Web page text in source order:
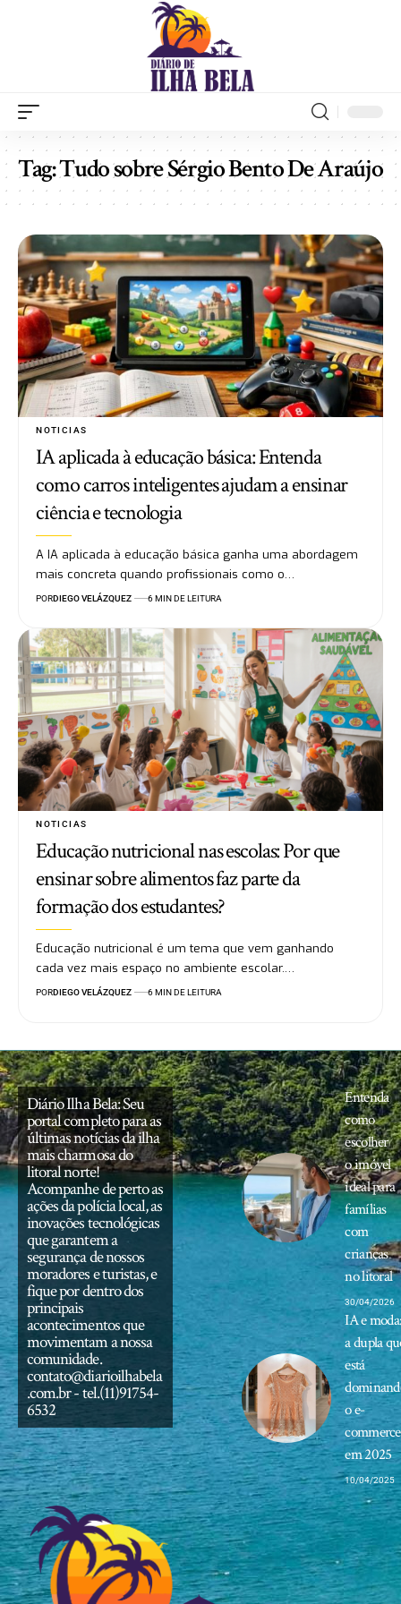
Tag:Tudo sobre Sérgio Bento De Araújo
NOTICIAS
IA aplicada à educação básica: Entenda
como carros inteligentes ajudam a ensinar
ciência e tecnologia
A IA aplicada à educação básica ganha uma abordagem
mais concreta quando profissionais como o…
PORDIEGO VELÁZQUEZ 6 MIN DE LEITURA
NOTICIAS
Educação nutricional nas escolas: Por que
ensinar sobre alimentos faz parte da
formação dos estudantes?
Educação nutricional é um tema que vem ganhando
cada vez mais espaço no ambiente escolar.…
PORDIEGO VELÁZQUEZ 6 MIN DE LEITURA
Diário Ilha Bela: Seu
portal completo para as
últimas notícias da ilha
mais charmosa do
litoral norte!
Acompanhe de perto as
ações da polícia local, as
inovações tecnológicas
que garantem a
segurança de nossos
moradores e turistas, e
fique por dentro dos
principais
acontecimentos que
movimentam a nossa
comunidade.
contato@diarioilhabela
.com.br- tel.(11)91754-
6532
Entenda
como
escolher
o imóvel
ideal para
famílias
com
crianças
no litoral
30/04/2026
IA e
a dupla
está
o e-
commerce
em 2025
10/04/2025